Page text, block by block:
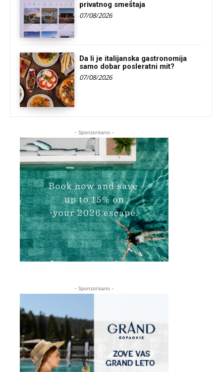
privatnog smeštaja
07/08/2026
Da li je italijanska gastronomija
samo dobar posleratni mit?
07/08/2026
- Sponzorisano -
- Sponzorisano -